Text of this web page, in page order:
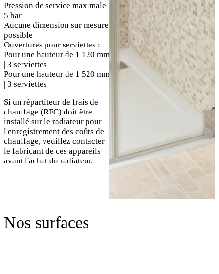
Pression de service maximale
5 bar
Aucune dimension sur mesure
possible
Ouvertures pour serviettes :
Pour une hauteur de 1 120 mm
| 3 serviettes
Pour une hauteur de 1 520 mm
| 3 serviettes
Si un répartiteur de frais de
chauffage (RFC) doit être
installé sur le radiateur pour
l'enregistrement des coûts de
chauffage, veuillez contacter
le fabricant de ces appareils
avant l'achat du radiateur.
Nos surfaces